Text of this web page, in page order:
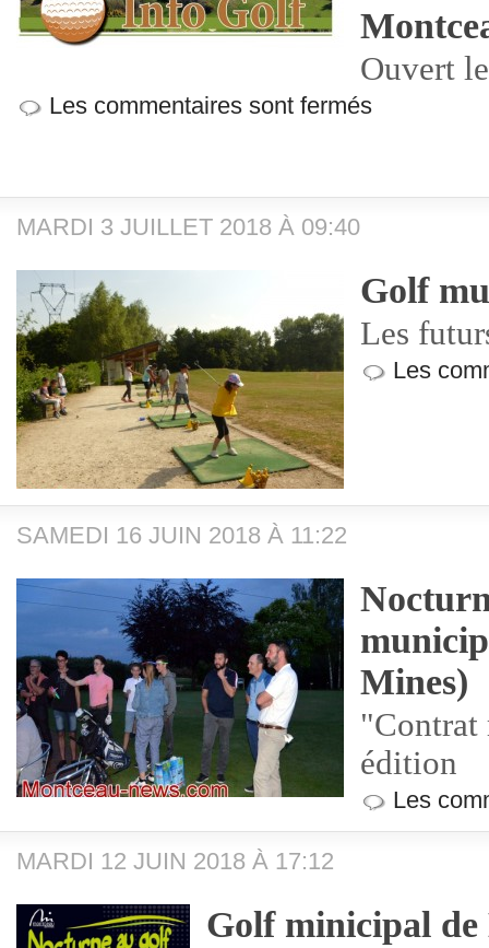
Ouvert
Les commentaires sont fermés
MARDI 3 JUILLET 2018 À 09:40
Golf
Les
Les
SAMEDI 16 JUIN 2018 À 11:22
Mines)
"Contrat
édition
Les
MARDI 12 JUIN 2018 À 17:12
Golf minicipal de